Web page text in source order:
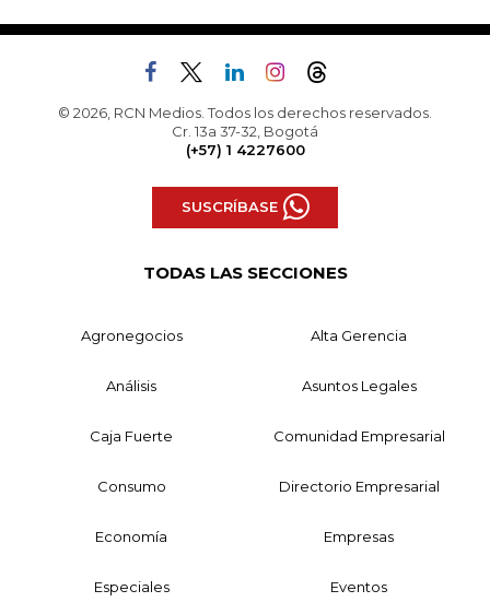
© 2026, RCN Medios. Todos los derechos reservados.
Cr. 13a 37-32, Bogotá
(+57) 1 4227600
SUSCRÍBASE
TODAS LAS SECCIONES
Agronegocios Alta Gerencia
Análisis Asuntos Legales
Caja Fuerte Comunidad Empresarial
Consumo Directorio Empresarial
Economía Empresas
Especiales Eventos